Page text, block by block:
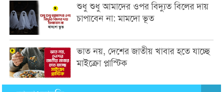
শুধু শুধু আমাদের ওপর বিদ্যুত বিলের দায়
চাপাবেন না: মামদো ভূত
ভাত নয়, দেশের জাতীয় খাবার হতে যাচ্ছে
মাইক্রো প্লাস্টিক